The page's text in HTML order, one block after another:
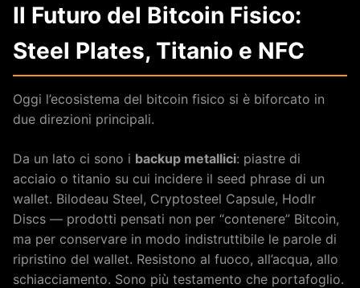
Il Futuro del Bitcoin Fisico:
Steel Plates, Titanio e NFC
Oggi l’ecosistema del bitcoin fisico si è biforcato in
due direzioni principali.
Da un lato ci sono i backup metallici: piastre di
acciaio o titanio su cui incidere il seed phrase di un
wallet. Bilodeau Steel, Cryptosteel Capsule, Hodlr
Discs — prodotti pensati non per “contenere” Bitcoin,
ma per conservare in modo indistruttibile le parole di
ripristino del wallet. Resistono al fuoco, all’acqua, allo
schiacciamento. Sono più testamento che portafoglio.